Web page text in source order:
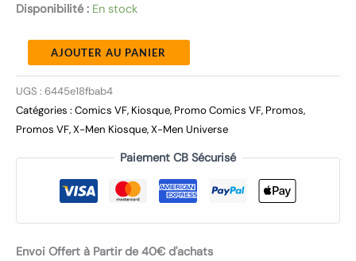
Disponibilité : En stock
AJOUTER AU PANIER
UGS : 6445e18fbab4
Catégories : Comics VF, Kiosque, Promo Comics VF, Promos,
Promos VF,X-Men Kiosque,X-Men Universe
Paiement CB Sécurisé
Envoi Offert à Partir de 40€ d'achats